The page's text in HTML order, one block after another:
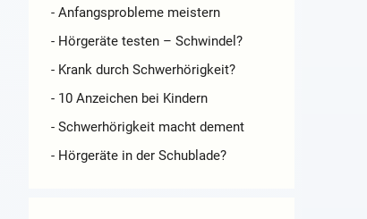
- Anfangsprobleme meistern
- Hörgeräte testen – Schwindel?
- Krank durch Schwerhörigkeit?
- 10 Anzeichen bei Kindern
- Schwerhörigkeit macht dement
- Hörgeräte in der Schublade?